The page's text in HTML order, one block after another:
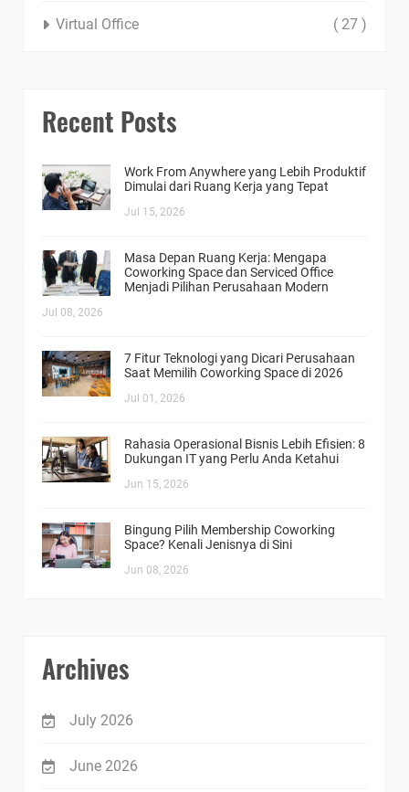
Virtual Office ( 27 )
Recent Posts
Work From Anywhere yang Lebih Produktif
Dimulai dari Ruang Kerja yang Tepat
Jul 15, 2026
Masa Depan Ruang Kerja: Mengapa
Coworking Space dan Serviced Office
Menjadi Pilihan Perusahaan Modern
Jul 08, 2026
7 Fitur Teknologi yang Dicari Perusahaan
Saat Memilih Coworking Space di 2026
Jul 01, 2026
Rahasia Operasional Bisnis Lebih Efisien: 8
Dukungan IT yang Perlu Anda Ketahui
Jun 15, 2026
Bingung Pilih Membership Coworking
Space? Kenali Jenisnya di Sini
Jun 08, 2026
Archives
July 2026
June 2026